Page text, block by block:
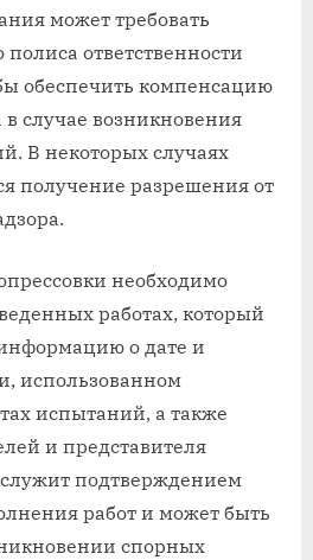
может требовать
ответственности
обеспечить компенсацию
случае возникновения
В некоторых случаях
получение разрешения от
необходимо
работах, который
о дате и
использованном
испытаний, а также
и представителя
служит подтверждением
работ и может быть
спорных